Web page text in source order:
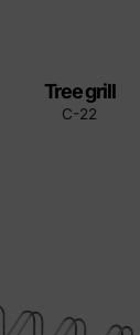
Tree grill
C-22